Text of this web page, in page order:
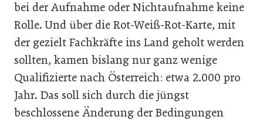
bei der Aufnahme oder Nichtaufnahme keine
Rolle. Und über die Rot-Weiß-Rot-Karte, mit
der gezielt Fachkräfte ins Land geholt werden
sollten, kamen bislang nur ganz wenige
Qualifizierte nach Österreich: etwa 2.000 pro
Jahr. Das soll sich durch die jüngst
beschlossene Änderung der Bedingungen